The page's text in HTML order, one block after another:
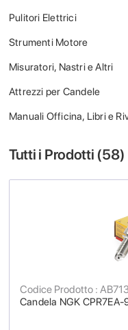
Pulitori Elettrici
Strumenti Motore
Misuratori, Nastri e Altri
Attrezzi per Candele
Manuali Officina, Libri e
Tutti i Prodotti (58)
Candela NGK CPR7EA-
Codice Prodotto :